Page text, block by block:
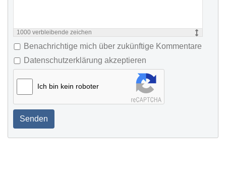
1000 verbleibende zeichen
Benachrichtige mich über zukünftige Kommentare
Datenschutzerklärung akzeptieren
Ich bin kein roboter
Senden